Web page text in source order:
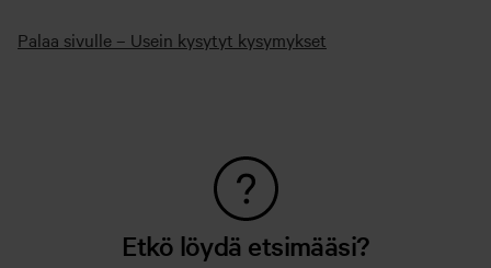
Palaa sivulle – Usein kysytyt kysymykset
Etkö löydä etsimääsi?